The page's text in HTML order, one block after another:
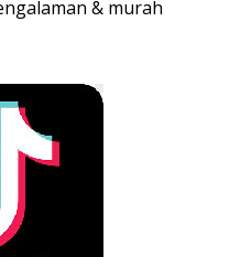
& murah